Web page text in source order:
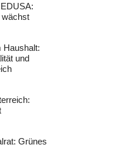
wächst
Haushalt:
und
Grünes